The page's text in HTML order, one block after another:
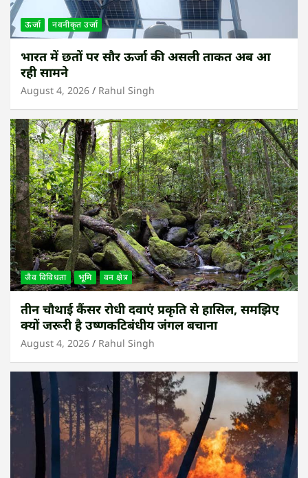
ऊर्जा नवनीकृत उर्जा
भारत में छतों पर सौर ऊर्जा की असली ताकत अब आ
रही सामने
August 4, 2026 Rahul Singh
जैव विविधता भूमि वन क्षेत्र
तीन चौथाई कैंसर रोधी दवाएं प्रकृति से हासिल, समझिए
क्यों जरूरी है उष्णकटिबंधीय जंगल बचाना
August 4, 2026 Rahul Singh